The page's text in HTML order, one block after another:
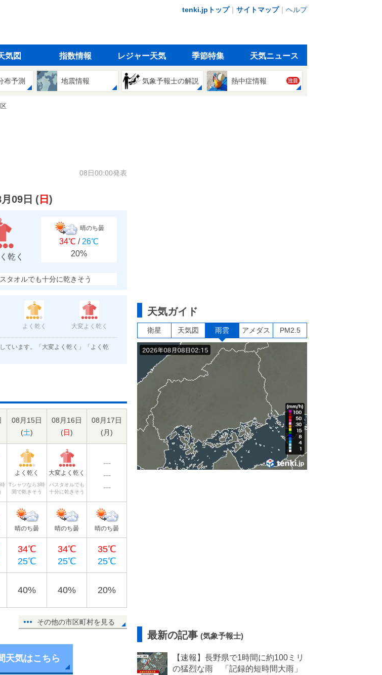
tenki.jpトップ｜ サイトマップ｜ ヘルプ
気図 指数情報 レジャー天気 季節特集 天気ニュース
布予測 地震情報 気象予報士の解説 熱中症情報 注目
08日00:00発表
09日 ( 日 )
乾く
晴のち曇
34℃ / 26℃
20%
タオルでも十分に乾きそう
よく乾く 大変よく乾く
ています。「大変よく乾く」「よく乾
08月15日
(土)
08月16日
(日)
08月17日
(月)
よく乾く
Tシャツなら3時
間で乾きそう
大変よく乾く
バスタオルでも
十分に乾きそう
---
---
---
晴のち曇 晴のち曇 晴のち曇
34℃
25℃
34℃
25℃
35℃
25℃
40% 40% 20%
その他の市区町村を見る
天気はこちら
天気ガイド
衛星 天気図 雨雲 アメダス PM2.5
最新の記事 (気象予報士)
【速報】長野県で1時間に約100ミリ
の猛烈な雨 「記録的短時間大雨」